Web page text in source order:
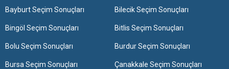
Bayburt Seçim Sonuçları Bilecik Seçim Sonuçları
Bingöl Seçim Sonuçları Bitlis Seçim Sonuçları
Bolu Seçim Sonuçları Burdur Seçim Sonuçları
Bursa Seçim Sonuçları Çanakkale Seçim Sonuçları